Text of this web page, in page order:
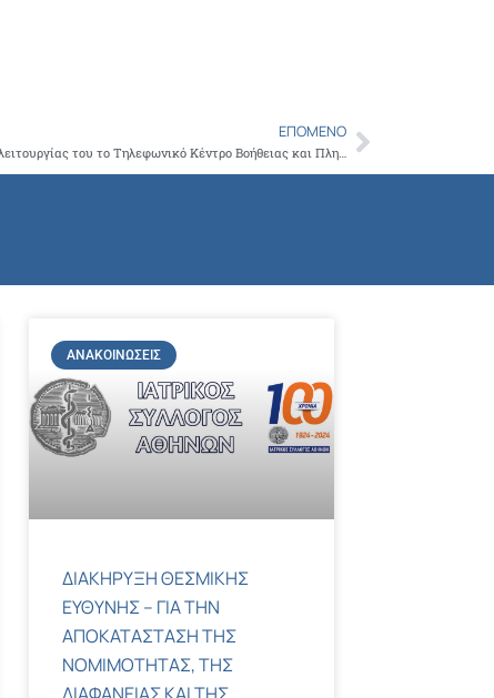
ΕΠΌΜΕΝΟ
1400 κλήσεις δέχθηκε το πρώτο δίωρο της λειτουργίας του το Τηλεφωνικό Κέντρο Βοήθειας και Πληροφόρησης για τον Κορωνοϊό της Περιφέρειας Αττικής και του ΙΣΑNext
ΑΝΑΚΟΙΝΏΣΕΙΣ
ΔΙΑΚΗΡΥΞΗ ΘΕΣΜΙΚΗΣ
ΕΥΘΥΝΗΣ – ΓΙΑ ΤΗΝ
ΑΠΟΚΑΤΑΣΤΑΣΗ ΤΗΣ
ΝΟΜΙΜΟΤΗΤΑΣ, ΤΗΣ